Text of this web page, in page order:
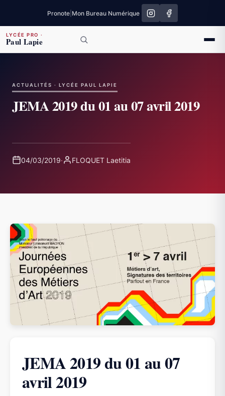
Pronote Mon Bureau Numérique
LYCÉE PRO ·
Paul Lapie
ACTUALITÉS · LYCÉE PAUL LAPIE
JEMA 2019 du 01 au 07 avril 2019
04/03/2019· FLOQUET Laetitia
JEMA 2019 du 01 au 07
avril 2019